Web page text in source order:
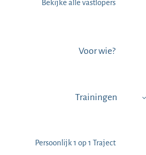
Bekijke alle vastlopers
Voor wie?
Trainingen
Persoonlijk 1 op 1 Traject